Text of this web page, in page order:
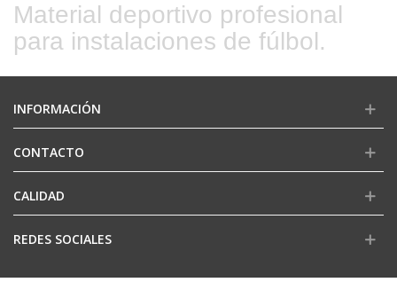
Material deportivo profesional
para instalaciones de fúlbol.
INFORMACIÓN
CONTACTO
CALIDAD
REDES SOCIALES